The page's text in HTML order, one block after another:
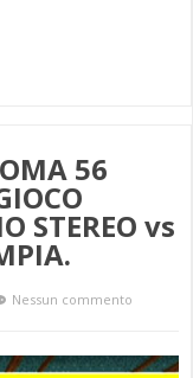
56
STEREO vs
Nessun commento